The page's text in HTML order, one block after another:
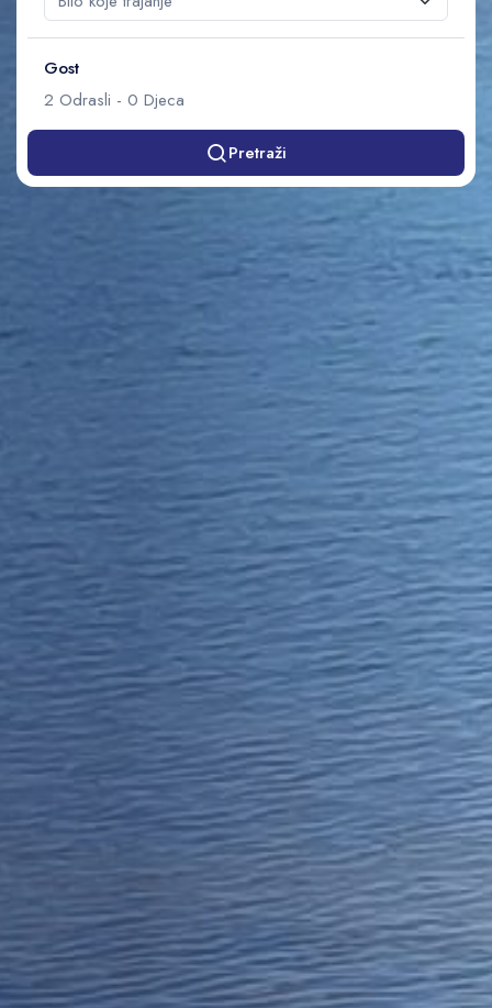
Gost
2 Odrasli - 0 Djeca
Pretraži